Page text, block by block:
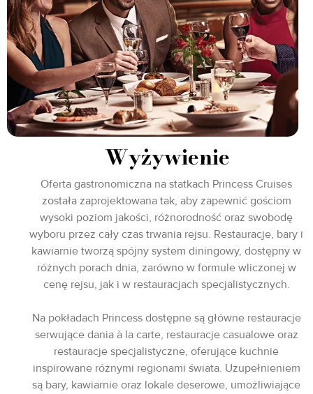
Wyżywienie
Oferta gastronomiczna na statkach Princess Cruises
została zaprojektowana tak, aby zapewnić gościom
wysoki poziom jakości, różnorodność oraz swobodę
wyboru przez cały czas trwania rejsu. Restauracje, bary i
kawiarnie tworzą spójny system diningowy, dostępny w
różnych porach dnia, zarówno w formule wliczonej w
cenę rejsu, jak i w restauracjach specjalistycznych.
Na pokładach Princess dostępne są główne restauracje
serwujące dania à la carte, restauracje casualowe oraz
restauracje specjalistyczne, oferujące kuchnie
inspirowane różnymi regionami świata. Uzupełnieniem
są bary, kawiarnie oraz lokale deserowe, umożliwiające